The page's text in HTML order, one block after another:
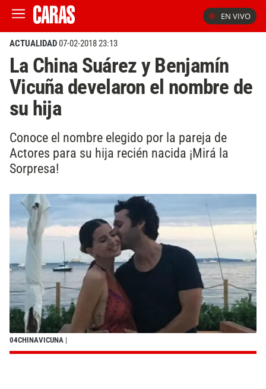
EN VIVO
ACTUALIDAD07-02-2018 23:13
La China Suárez y Benjamín
Vicuña develaron el nombre de
su hija
Conoce el nombre elegido por la pareja de
Actores para su hija recién nacida ¡Mirá la
Sorpresa!
04CHINAVICUNA |